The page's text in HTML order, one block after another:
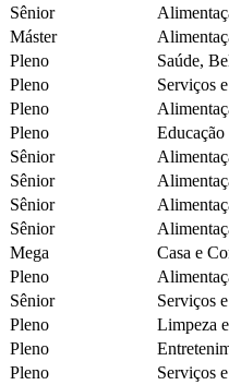
Sênior
Máster
Pleno
Saúde,
Pleno
Serviços
Pleno
Pleno
Educação
Sênior
Sênior
Sênior
Sênior
Mega
Casa e
Pleno
Sênior
Serviços
Pleno
Limpeza
Pleno
Pleno
Serviços